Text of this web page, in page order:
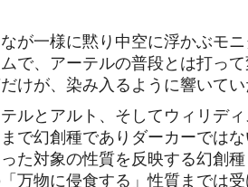
が一様に黙り中空に浮かぶモ
で、アーテルの普段とは打っ
けが、染み入るように響いて
ルとアルト、そしてウィリデ
で幻創種でありダーカーでは
た対象の性質を反映する幻創
万物に侵食する」性質までは